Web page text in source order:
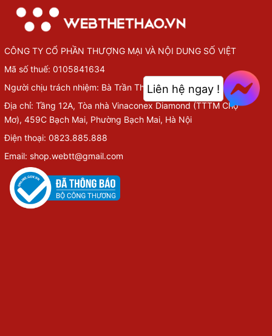
CÔNG TY CỔ PHẦN THƯỢNG MẠI VÀ NỘI DUNG SỐ VIỆT
Mã số thuế: 0105841634
Người chịu trách nhiệm: Bà Trần Thùy Chi.
Địa chỉ: Tầng 12A, Tòa nhà Vinaconex Diamond (TTTM Chợ
Mơ), 459C Bạch Mai, Phường Bạch Mai, Hà Nội
Điện thoại: 0823.885.888
Email: shop.webtt@gmail.com
Liên hệ ngay !